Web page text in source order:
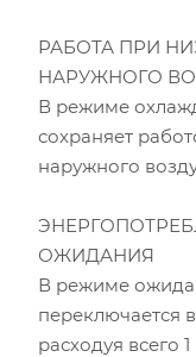
РАБОТА ПРИ
НАРУЖНОГО
В режиме
сохраняет
наружного
ОЖИДАНИЯ
В режиме
переключается
расходуя всего